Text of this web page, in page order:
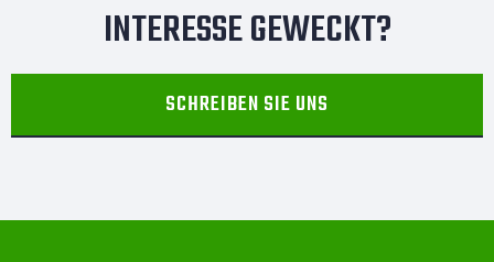
INTERESSE GEWECKT?
SCHREIBEN SIE UNS